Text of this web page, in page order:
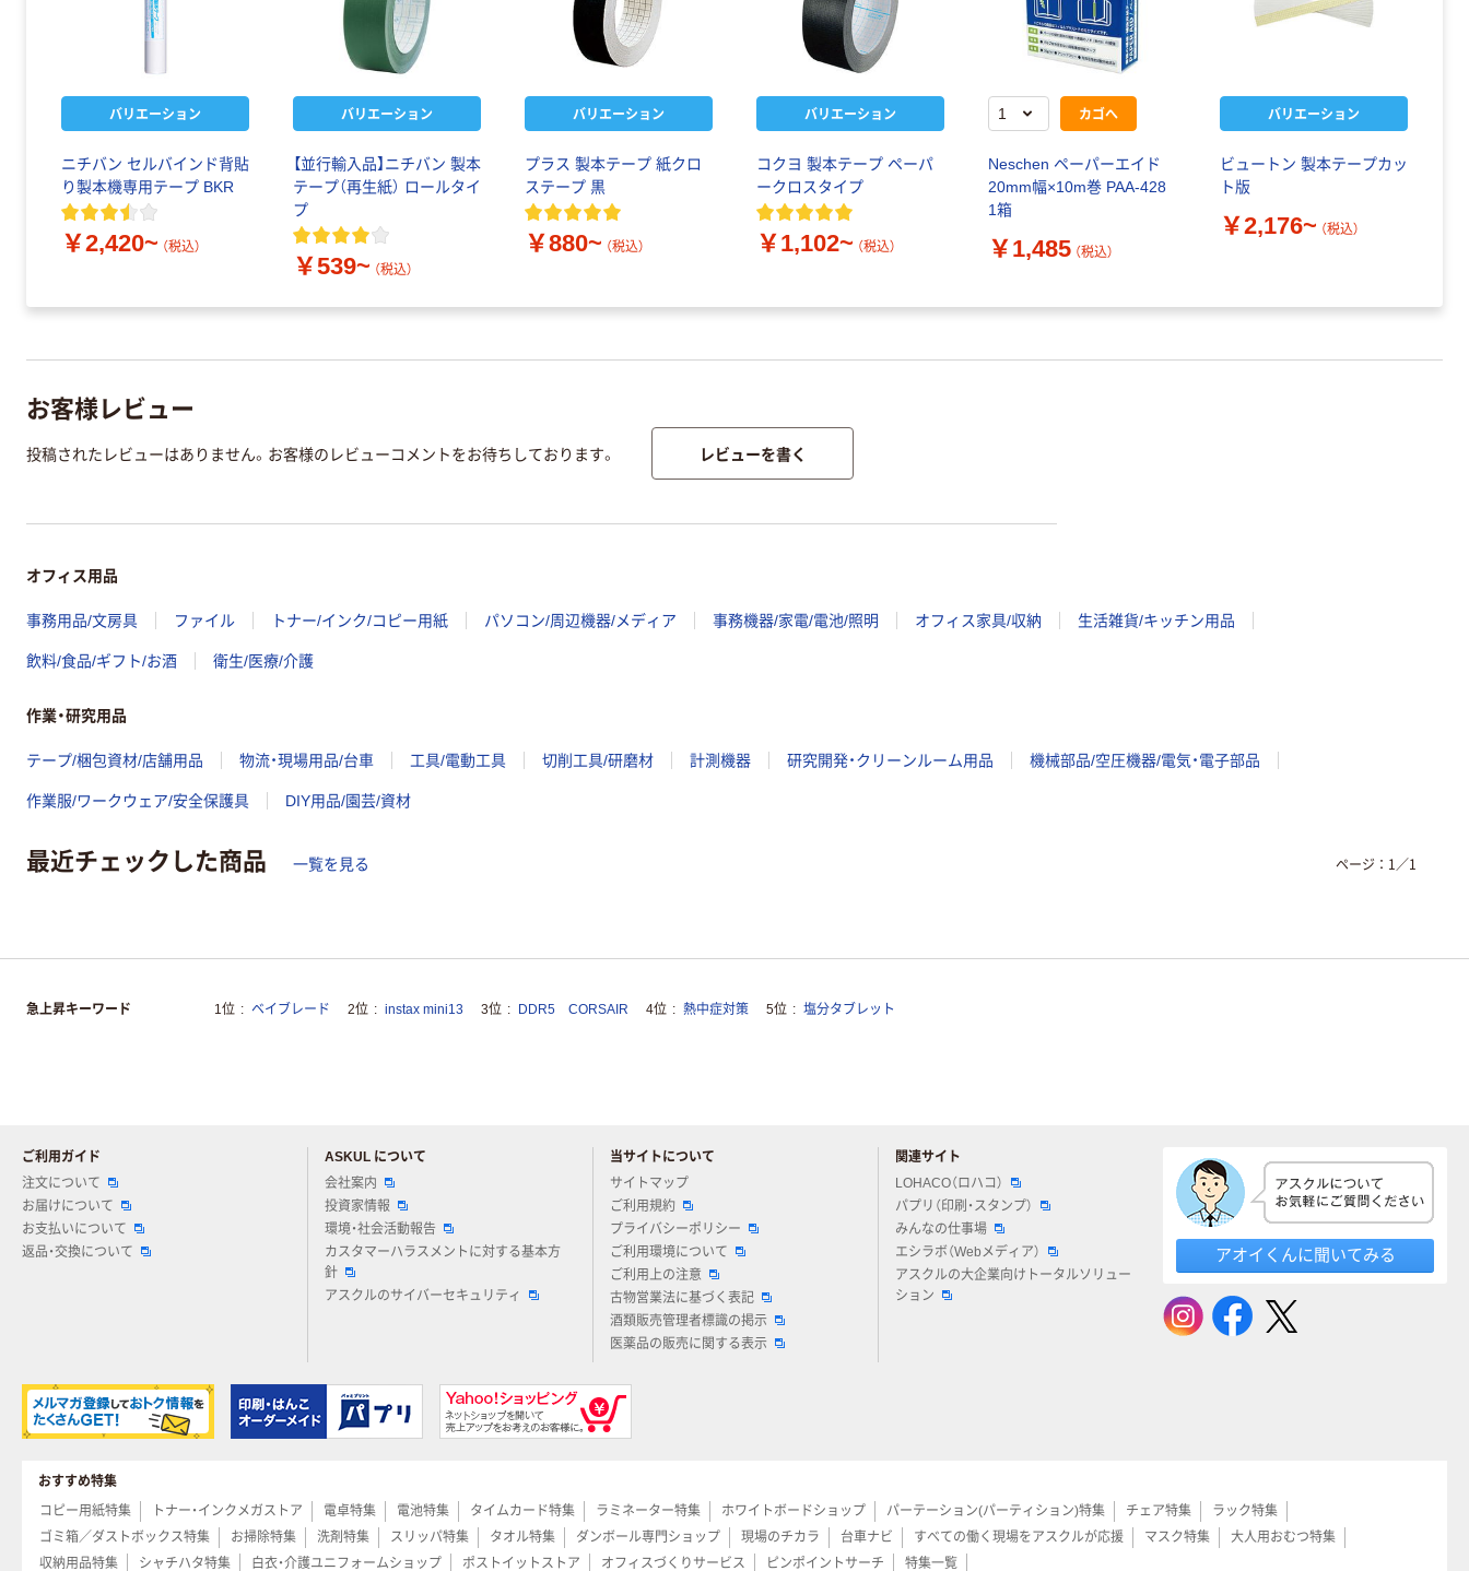
バリエーション
ニチバン セルバインド背貼
り製本機専用テープ BKR
￥2,420~ （税込）
バリエーション
【並行輸入品】ニチバン 製本
テープ（再生紙） ロールタイ
プ
￥539~ （税込）
バリエーション
プラス 製本テープ 紙クロ
ステープ 黒
￥880~ （税込）
バリエーション
コクヨ 製本テープ ペーパ
ークロスタイプ
￥1,102~ （税込）
カゴへ
Neschen ペーパーエイド
20mm幅×10m巻 PAA-428
1箱
￥1,485 （税込）
バリエーション
ビュートン 製本テープカッ
ト版
￥2,176~ （税込）
お客様レビュー
投稿されたレビューはありません。お客様のレビューコメントをお待ちしております。 レビューを書く
オフィス用品
事務用品/文房具 ファイル トナー/インク/コピー用紙 パソコン/周辺機器/メディア 事務機器/家電/電池/照明 オフィス家具/収納 生活雑貨/キッチン用品
飲料/食品/ギフト/お酒 衛生/医療/介護
作業・研究用品
テープ/梱包資材/店舗用品 物流・現場用品/台車 工具/電動工具 切削工具/研磨材 計測機器 研究開発・クリーンルーム用品 機械部品/空圧機器/電気・電子部品
作業服/ワークウェア/安全保護具 DIY用品/園芸/資材
最近チェックした商品 一覧を見る ページ： 1 ／1
急上昇キーワード 1位 ベイブレード 2位 instax mini13 3位 DDR5 CORSAIR 4位 熱中症対策 5位 塩分タブレット
ご利用ガイド
注文について
お届けについて
お支払いについて
返品・交換について
ASKUL について
会社案内
投資家情報
環境・社会活動報告
カスタマーハラスメントに対する基本方
針
アスクルのサイバーセキュリティ
当サイトについて
サイトマップ
ご利用規約
プライバシーポリシー
ご利用環境について
ご利用上の注意
古物営業法に基づく表記
酒類販売管理者標識の掲示
医薬品の販売に関する表示
関連サイト
LOHACO（ロハコ）
パプリ（印刷・スタンプ）
みんなの仕事場
エシラボ（Webメディア）
アスクルの大企業向けトータルソリュー
ション
アオイくんに聞いてみる
おすすめ特集
コピー用紙特集
トナー・インクメガストア 電卓特集 電池特集 タイムカード特集 ラミネーター特集 ホワイトボードショップ パーテーション(パーティション)特集 チェア特集
ラック特集
ゴミ箱／ダストボックス特集
お掃除特集 洗剤特集 スリッパ特集 タオル特集 ダンボール専門ショップ 現場のチカラ 台車ナビ すべての働く現場をアスクルが応援 マスク特集
大人用おむつ特集
収納用品特集
シャチハタ特集 白衣・介護ユニフォームショップ ポストイットストア オフィスづくりサービス ピンポイントサーチ 特集一覧